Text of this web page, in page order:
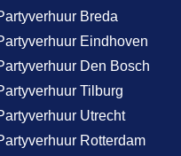
Breda
Eindhoven
Den Bosch
Tilburg
Utrecht
Rotterdam